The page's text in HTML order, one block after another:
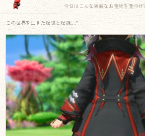
今日はこんな素敵なお宝物を見つけ
この世界を生きた記憶と記録.｡.:*